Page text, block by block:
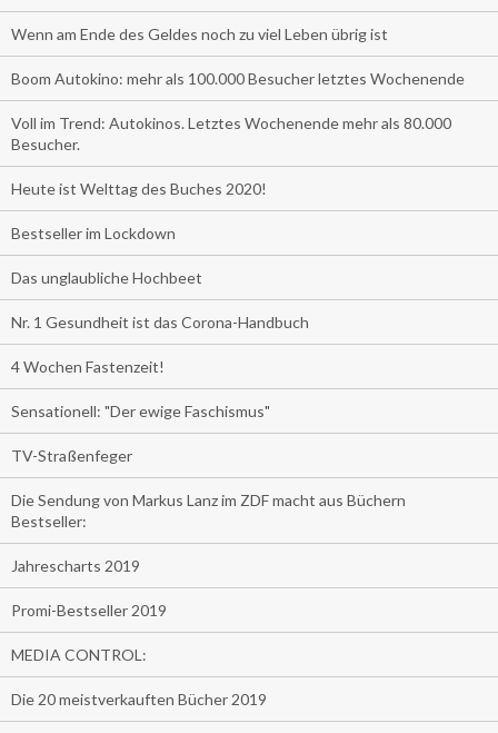
Wenn am Ende des Geldes noch zu viel Leben übrig ist
Boom Autokino: mehr als 100.000 Besucher letztes Wochenende
Voll im Trend: Autokinos. Letztes Wochenende mehr als 80.000
Besucher.
Heute ist Welttag des Buches 2020!
Bestseller im Lockdown
Das unglaubliche Hochbeet
Nr. 1 Gesundheit ist das Corona-Handbuch
4 Wochen Fastenzeit!
Sensationell: "Der ewige Faschismus"
TV-Straßenfeger
Die Sendung von Markus Lanz im ZDF macht aus Büchern
Bestseller:
Jahrescharts 2019
Promi-Bestseller 2019
MEDIA CONTROL:
Die 20 meistverkauften Bücher 2019